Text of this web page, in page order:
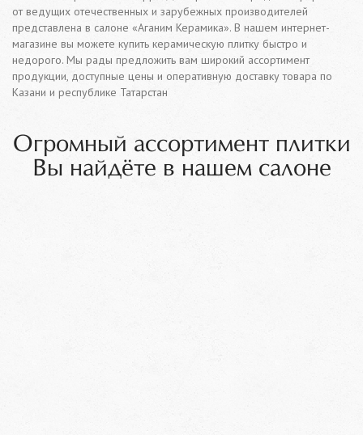
от ведущих отечественных и зарубежных производителей
представлена в салоне «Аганим Керамика». В нашем интернет-
магазине вы можете купить керамическую плитку быстро и
недорого. Мы рады предложить вам широкий ассортимент
продукции, доступные цены и оперативную доставку товара по
Казани и республике Татарстан
Огромный ассортимент плитки
Вы найдёте в нашем салоне